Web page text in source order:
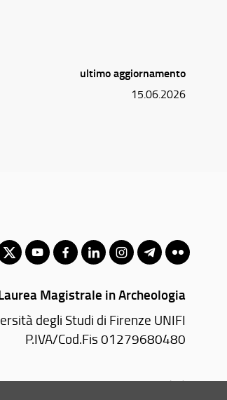
ultimo aggiornamento
15.06.2026
Magistrale in Archeologia
degli Studi di Firenze UNIFI
P.IVA/Cod.Fis 01279680480
Laura, 48 - 50121 Firenze (FI)